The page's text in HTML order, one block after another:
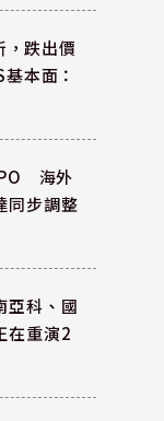
跌出價
本面：
海外
同步調整
亞科、國
在重演2